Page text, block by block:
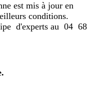
est mis à jour en
conditions.
d'experts au 04 68